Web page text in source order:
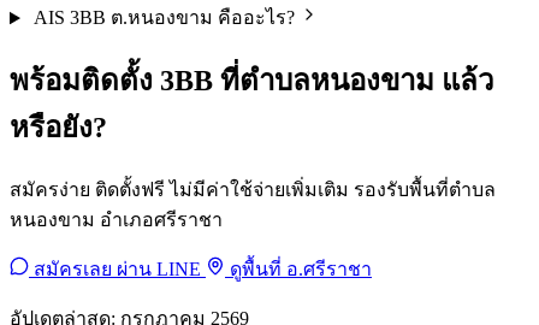
AIS 3BB ต.หนองขาม คืออะไร?
พร้อมติดตั้ง 3BB ที่ตำบลหนองขาม แล้ว
หรือยัง?
สมัครง่าย ติดตั้งฟรี ไม่มีค่าใช้จ่ายเพิ่มเติม รองรับพื้นที่ตำบล
หนองขาม อำเภอศรีราชา
สมัครเลย ผ่าน LINE ดูพื้นที่ อ.ศรีราชา
อัปเดตล่าสุด: กรกฎาคม 2569